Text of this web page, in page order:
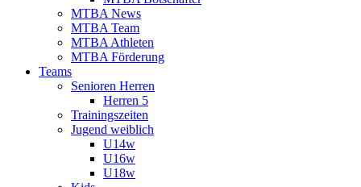
MTBA News
MTBA Team
MTBA Athleten
MTBA Förderung
Teams
Senioren Herren
Herren 5
Trainingszeiten
Jugend weiblich
U14w
U16w
U18w